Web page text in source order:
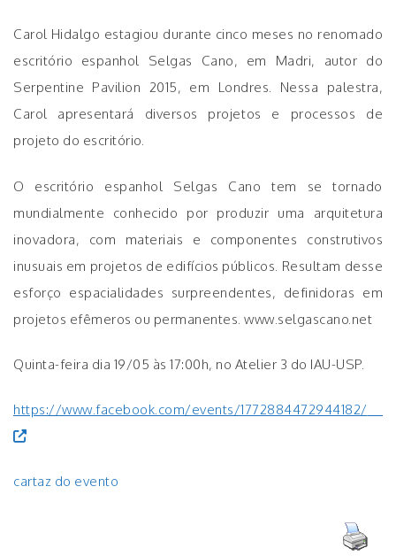
Carol Hidalgo estagiou durante cinco meses no renomado
escritório espanhol Selgas Cano, em Madri, autor do
Serpentine Pavilion 2015, em Londres. Nessa palestra,
Carol apresentará diversos projetos e processos de
projeto do escritório.
O escritório espanhol Selgas Cano tem se tornado
mundialmente conhecido por produzir uma arquitetura
inovadora, com materiais e componentes construtivos
inusuais em projetos de edifícios públicos. Resultam desse
esforço espacialidades surpreendentes, definidoras em
projetos efêmeros ou permanentes. www.selgascano.net
Quinta-feira dia 19/05 às 17:00h, no Atelier 3 do IAU-USP.
https://www.facebook.com/events/1772884472944182/
cartaz do evento